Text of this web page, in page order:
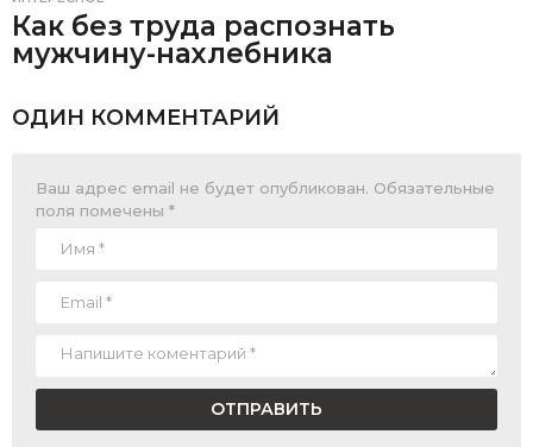
Как без труда распознать
мужчину-нахлебника
ОДИН КОММЕНТАРИЙ
Ваш адрес email не будет опубликован. Обязательные
поля помечены *